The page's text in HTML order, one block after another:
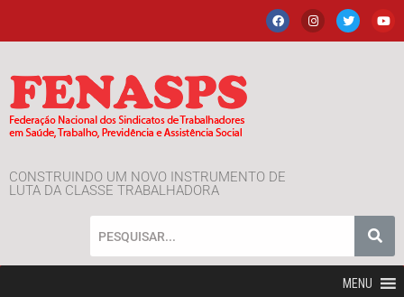
CONSTRUINDO UM NOVO INSTRUMENTO DE
LUTA DA CLASSE TRABALHADORA
MENU